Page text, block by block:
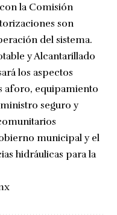
la Comisión
son
del sistema.
y Alcantarillado
los aspectos
aforo, equipamiento
seguro y
municipal y el
hidráulicas para la